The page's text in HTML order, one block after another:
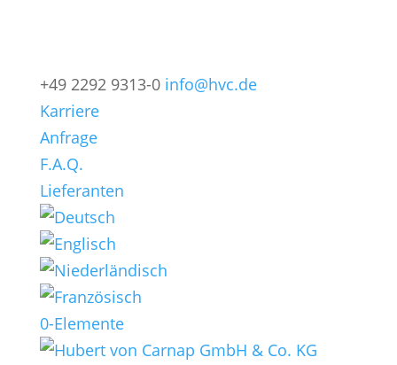
+49 2292 9313-0 info@hvc.de
Karriere
Anfrage
F.A.Q.
Lieferanten
0-Elemente